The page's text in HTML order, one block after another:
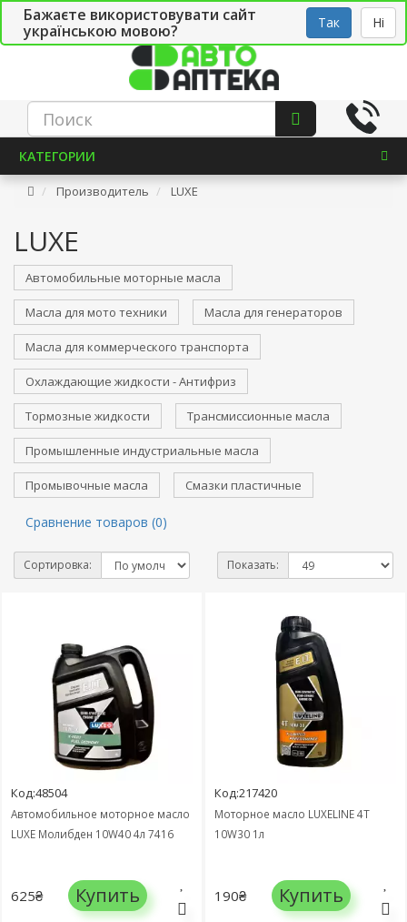
Бажаєте використовувати сайт
українською мовою?
Так Ні
СТО Укр
КАТЕГОРИИ
Производитель LUXE
LUXE
Автомобильные моторные масла
Масла для мото техники Масла для генераторов
Масла для коммерческого транспорта
Охлаждающие жидкости - Антифриз
Тормозные жидкости Трансмиссионные масла
Промышленные индустриальные масла
Промывочные масла Смазки пластичные
Сравнение товаров (0)
Сортировка: Показать:
Код:48504
Автомобильное моторное масло
LUXE Молибден 10W40 4л 7416
625₴ Купить
Код:217420
Моторное масло LUXELINE 4Т
10W30 1л
190₴ Купить